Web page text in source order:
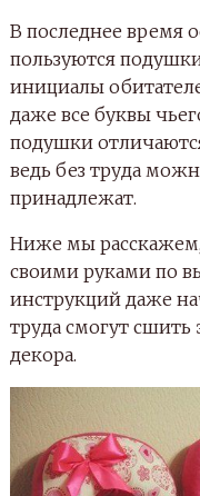
В последнее время
пользуются
инициалы
даже все буквы
подушки
ведь без труда
принадлежат.
Ниже мы
своими руками по
инструкций даже
труда смогут
декора.